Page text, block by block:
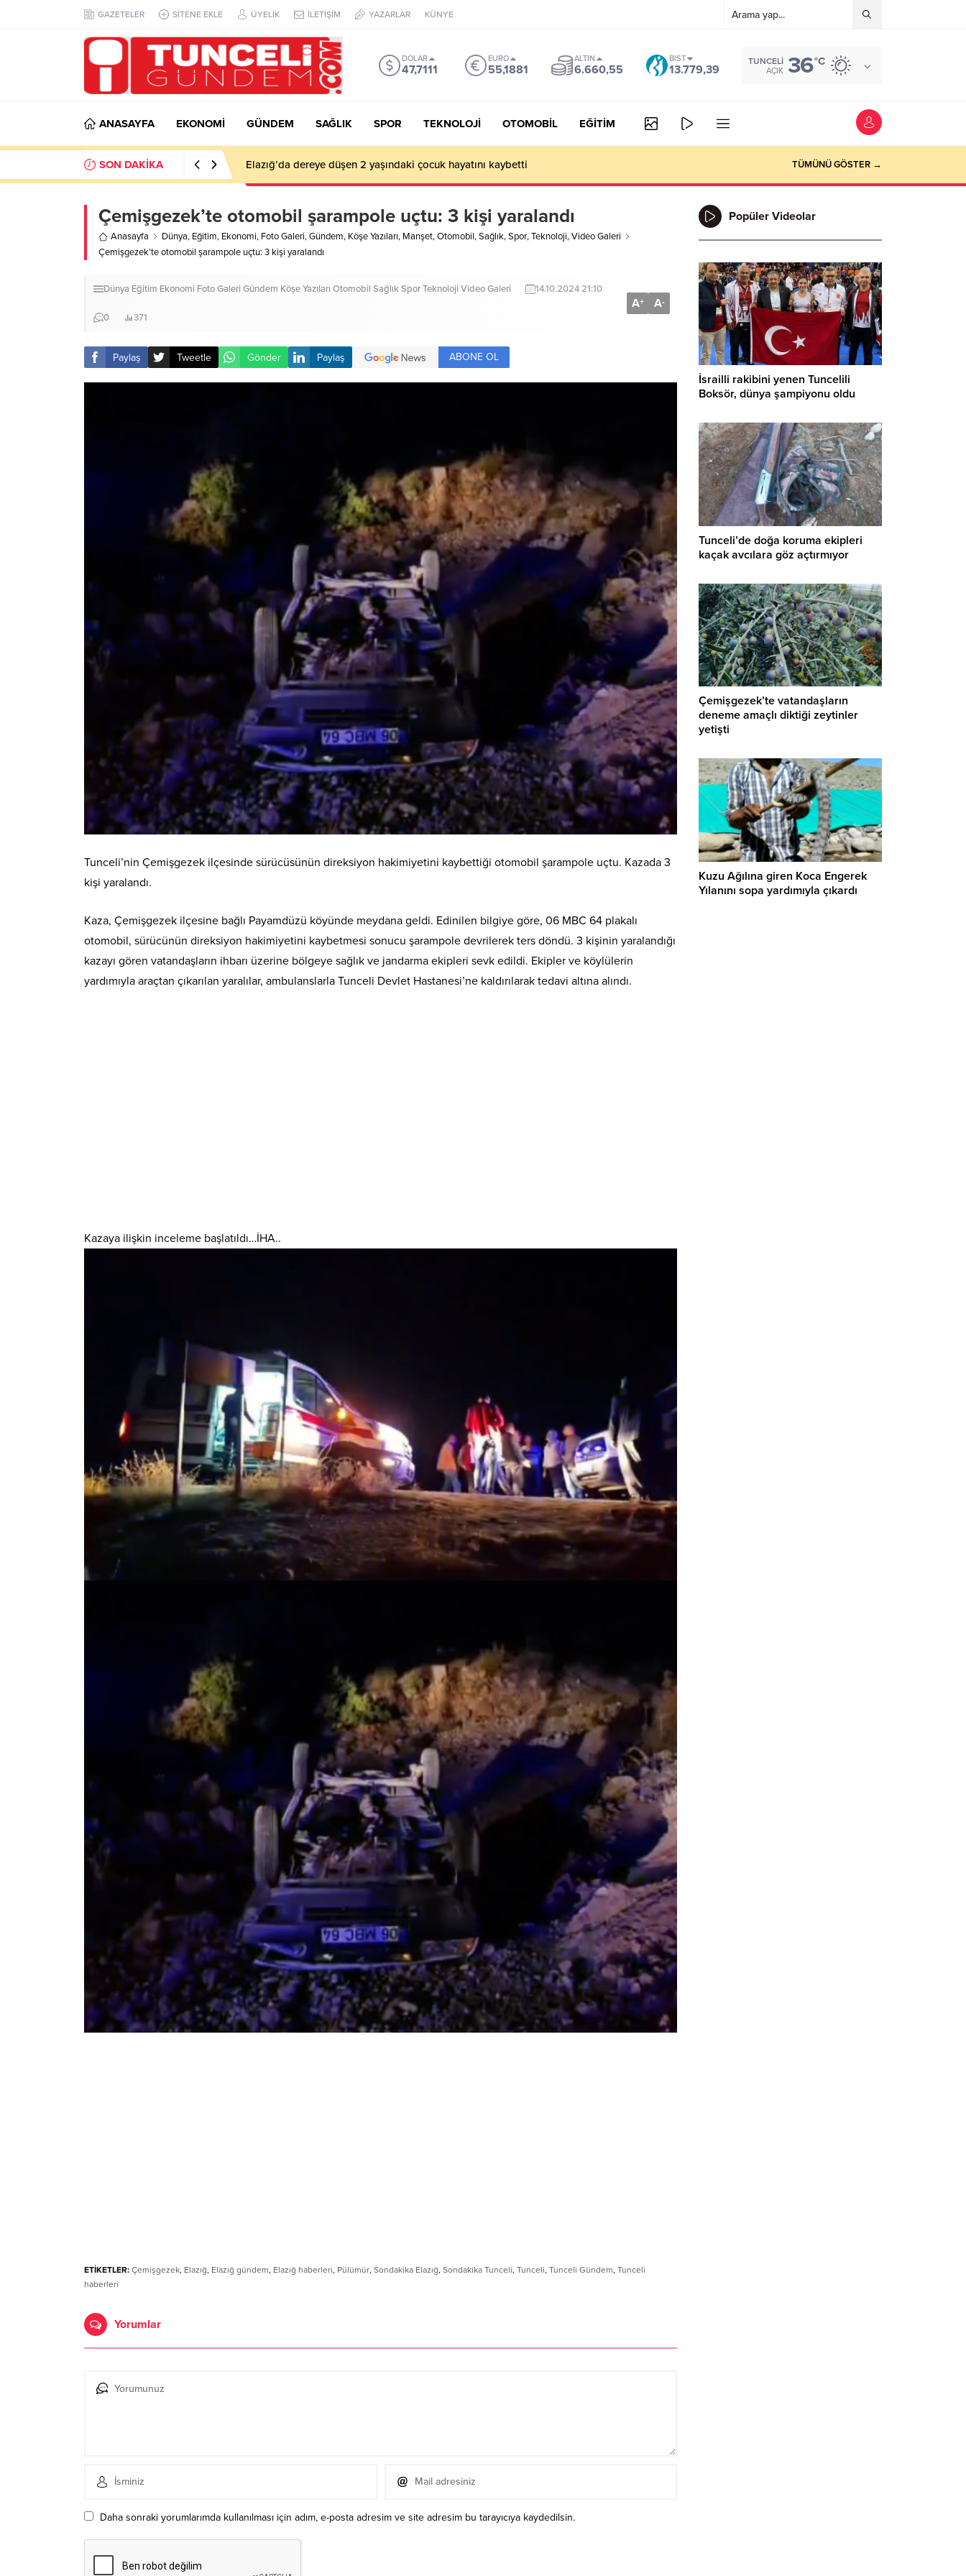
GAZETELER SİTENE EKLE ÜYELİK İLETİŞİM YAZARLAR KÜNYE
DOLAR
47,7111
EURO
55,1881
ALTIN
6.660,55
BIST
13.779,39
TUNCELI
AÇIK 36°C
ANASAYFA EKONOMİ GÜNDEM SAĞLIK SPOR TEKNOLOJİ OTOMOBİL EĞİTİM
SON DAKİKA Elazığ’da dereye düşen 2 yaşındaki çocuk hayatını kaybetti TÜMÜNÜ GÖSTER →
Çemişgezek’te otomobil şarampole uçtu: 3 kişi yaralandı
Anasayfa Dünya, Eğitim, Ekonomi, Foto Galeri,Gündem, Köşe Yazıları, Manşet,Otomobil,Sağlık,Spor,Teknoloji,Video Galeri
Çemişgezek’te otomobil şarampole uçtu: 3 kişi yaralandı
Dünya Eğitim Ekonomi Foto Galeri Gündem Köşe Yazıları Otomobil SağlıkSporTeknoloji Video Galeri 14.10.2024 21:10
0 371
A+ A-
Paylaş Tweetle Gönder Paylaş ABONE OL
Tunceli’nin Çemişgezek ilçesinde sürücüsünün direksiyon hakimiyetini kaybettiği otomobil şarampole uçtu. Kazada 3
kişi yaralandı.
Kaza, Çemişgezek ilçesine bağlı Payamdüzü köyünde meydana geldi. Edinilen bilgiye göre, 06 MBC 64 plakalı
otomobil, sürücünün direksiyon hakimiyetini kaybetmesi sonucu şarampole devrilerek ters döndü. 3 kişinin yaralandığı
kazayı gören vatandaşların ihbarı üzerine bölgeye sağlık ve jandarma ekipleri sevk edildi. Ekipler ve köylülerin
yardımıyla araçtan çıkarılan yaralılar, ambulanslarla Tunceli Devlet Hastanesi’ne kaldırılarak tedavi altına alındı.
Kazaya ilişkin inceleme başlatıldı…İHA..
ETİKETLER: Çemişgezek, Elazığ, Elazığ gündem, Elazığ haberleri, Pülümür, Sondakika Elazığ, Sondakika Tunceli, Tunceli, Tunceli Gündem, Tunceli
haberleri
Yorumlar
Daha sonraki yorumlarımda kullanılması için adım, e-posta adresim ve site adresim bu tarayıcıya kaydedilsin.
Popüler Videolar
İsrailli rakibini yenen Tuncelili
Boksör, dünya şampiyonu oldu
Tunceli’de doğa koruma ekipleri
kaçak avcılara göz açtırmıyor
Çemişgezek’te vatandaşların
deneme amaçlı diktiği zeytinler
yetişti
Kuzu Ağılına giren Koca Engerek
Yılanını sopa yardımıyla çıkardı